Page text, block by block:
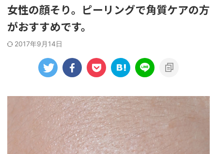
女性の顔そり。ピーリングで角質ケアの方
がおすすめです。
2017年9月14日